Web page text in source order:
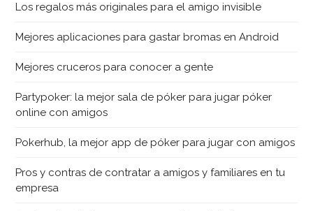
Los regalos más originales para el amigo invisible
Mejores aplicaciones para gastar bromas en Android
Mejores cruceros para conocer a gente
Partypoker: la mejor sala de póker para jugar póker
online con amigos
Pokerhub, la mejor app de póker para jugar con amigos
Pros y contras de contratar a amigos y familiares en tu
empresa